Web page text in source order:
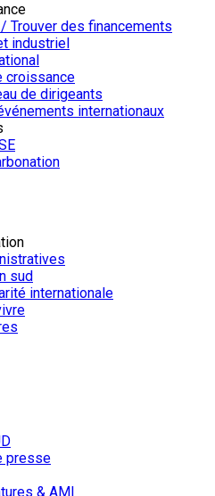
Trouver des financements
industriel
croissance
de dirigeants
internationaux
sud
internationale
presse
& AMI